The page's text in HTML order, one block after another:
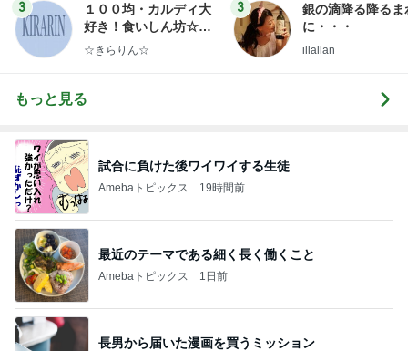
3
１００均・カルディ大
好き！食いしん坊☆き
らりん☆のブログ
☆きらりん☆
3
銀の滴降る降るま
に・・・
illallan
もっと見る
試合に負けた後ワイワイする生徒
Amebaトピックス 19時間前
最近のテーマである細く長く働くこと
Amebaトピックス 1日前
長男から届いた漫画を買うミッション